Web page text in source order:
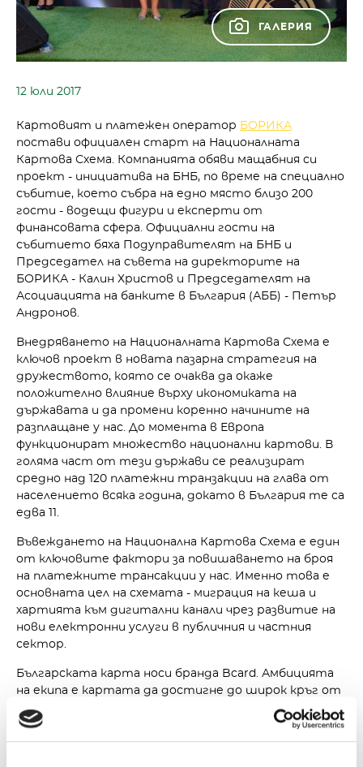
ГАЛЕРИЯ
12 юли 2017
Картовият и платежен оператор БОРИКА
постави официален старт на Националната
Картова Схема. Компанията обяви мащабния си
проект - инициатива на БНБ, по време на специално
събитие, което събра на едно място близо 200
гости - водещи фигури и експерти от
финансовата сфера. Официални гости на
събитието бяха Подуправителят на БНБ и
Председател на съвета на директорите на
БОРИКА - Калин Христов и Председателят на
Асоциацията на банките в България (АББ) - Петър
Андронов.
Внедряването на Националната Картова Схема е
ключов проект в новата пазарна стратегия на
дружеството, която се очаква да окаже
положително влияние върху икономиката на
държавата и да промени коренно начините на
разплащане у нас. До момента в Европа
функционират множество национални картови. В
голяма част от тези държави се реализират
средно над 120 платежни транзакции на глава от
населението всяка година, докато в България те са
едва 11.
Въвеждането на Национална Картова Схема е един
от ключовите фактори за повишаването на броя
на платежните трансакции у нас. Именно това е
основната цел на схемата - миграция на кеша и
хартията към дигитални канали чрез развитие на
нови електронни услуги в публичния и частния
сектор.
Българската карта носи бранда Bcard. Амбицията
на екипа е картата да достигне до широк кръг от
потребители и търговци, при изключително
изгодни икономически условия. „Една карта – много
точки на разплащане в България“, така накратко